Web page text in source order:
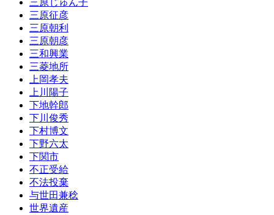
三原じゅん子
三原征彦
三原朝利
三原朝彦
三和興業
三菱地所
上岡孝夫
上川陽子
下地幹郎
下川俊秀
下村博文
下野六太
下関市
不正受給
不法投棄
与世田兼稔
世界遺産